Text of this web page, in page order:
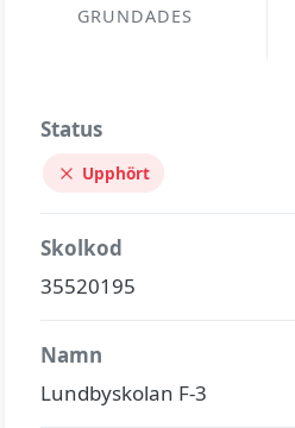
GRUNDADES
Status
Upphört
Skolkod
35520195
Namn
Lundbyskolan F-3